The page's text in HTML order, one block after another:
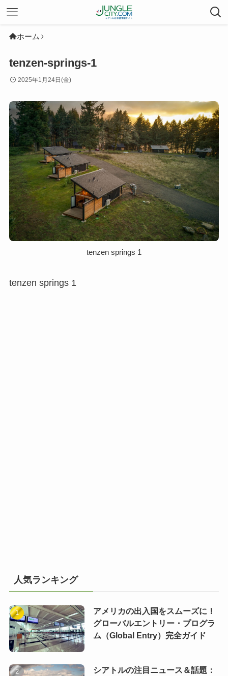
ホーム
tenzen-springs-1
2025年1月24日(金)
tenzen springs 1
tenzen springs 1
人気ランキング
アメリカの出入国をスムーズに！
グローバルエントリー・プログラ
ム（Global Entry）完全ガイド
シアトルの注目ニュース＆話題：